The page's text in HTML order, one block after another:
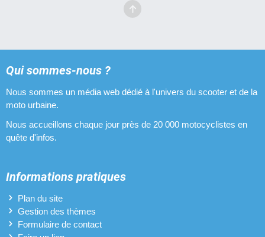
Qui sommes-nous ?
Nous sommes un média web dédié à l'univers du scooter et de la
moto urbaine.
Nous accueillons chaque jour près de 20 000 motocyclistes en
quête d'infos.
Informations pratiques
Plan du site
Gestion des thèmes
Formulaire de contact